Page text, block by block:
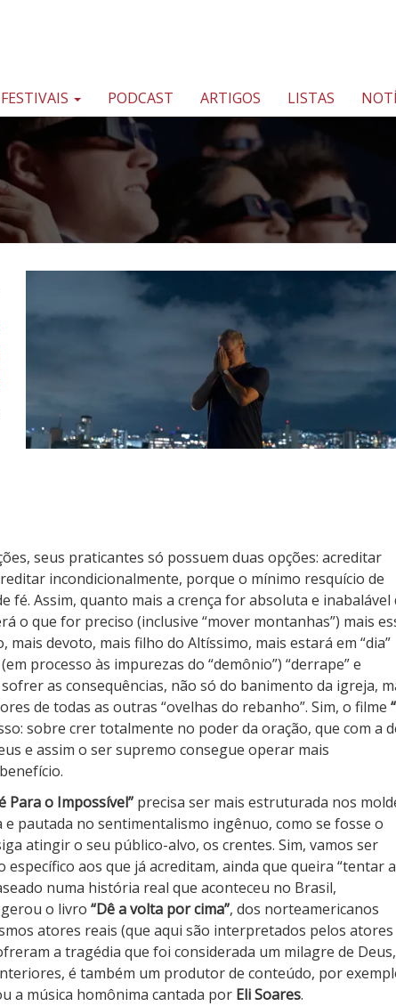
FESTIVAIS PODCAST ARTIGOS LISTAS
seus praticantes só possuem duas opções: acreditar
incondicionalmente, porque o mínimo resquício de
fé. Assim, quanto mais a crença for absoluta e inabalável
o que for preciso (inclusive “mover montanhas”) mais
devoto, mais filho do Altíssimo, mais estará em “dia”
processo às impurezas do “demônio”) “derrape” e
as consequências, não só do banimento da igreja,
de todas as outras “ovelhas do rebanho”. Sim, o filme
sobre crer totalmente no poder da oração, que com a
e assim o ser supremo consegue operar mais
Para o Impossível” precisa ser mais estruturada nos
pautada no sentimentalismo ingênuo, como se fosse o
atingir o seu público-alvo, os crentes. Sim, vamos ser
aos que já acreditam, ainda que queira “tentar a
numa história real que aconteceu no Brasil,
gerou o livro “Dê a volta por cima”, dos norteamericanos
atores reais (que aqui são interpretados pelos atores
a tragédia que foi considerada um milagre de
é também um produtor de conteúdo, por
a música homônima cantada por Eli Soares.